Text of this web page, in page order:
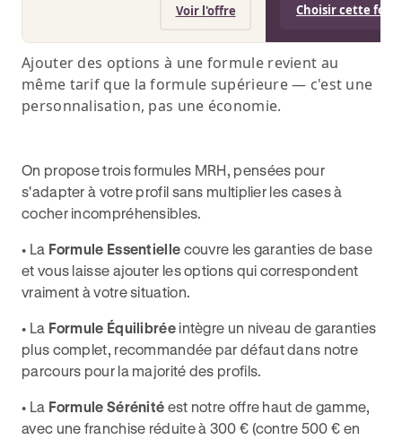
Voir l'offre Choisir cette
Ajouter des options à une formule revient au
même tarif que la formule supérieure — c'est une
personnalisation, pas une économie.
On propose trois formules MRH, pensées pour
s'adapter à votre profil sans multiplier les cases à
cocher incompréhensibles.
• La Formule Essentielle couvre les garanties de base
et vous laisse ajouter les options qui correspondent
vraiment à votre situation.
• La Formule Équilibréeintègre un niveau de garanties
plus complet, recommandée par défaut dans notre
parcours pour la majorité des profils.
• La Formule Sérénité est notre offre haut de gamme,
avec une franchise réduite à 300 € (contre 500 € en